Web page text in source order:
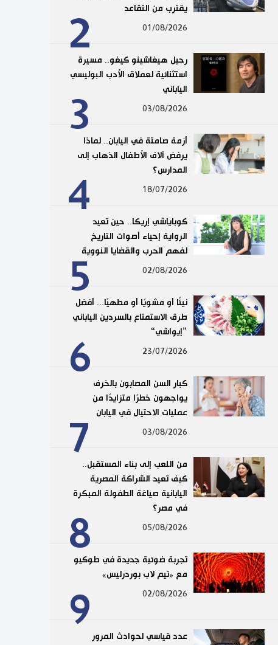
2
يقترب من التقاعد
01/08/2026
3
رحيل هيغاشينو كيغو.. مسيرة
استثنائية لعملاق الأدب البوليسي
الياباني
03/08/2026
4
أزمة صامتة في اليابان.. لماذا
يرفض آلاف الأطفال الذهاب إلى
المدارس؟
18/07/2026
5
كوباياشي إريكا.. حين تعيد
الرواية إحياء أصوات التاريخ
لفهم الحرب والقضايا النووية
02/08/2026
6
نيئًا أو مشويًا أو مطهيًا... أفضل
طرق الاستمتاع بالسردين الياباني
”إيواشي“
23/07/2026
7
كبار السن المصابون بالخرف
يواجهون خطرًا متزايدًا من
عمليات الاحتيال في اليابان
03/08/2026
8
من اللعب إلى بناء المستقبل..
كيف تعيد الشراكة المصرية
اليابانية صياغة الطفولة المبكرة
في مصر؟
05/08/2026
9
تجربة ضوئية جديدة في طوكيو
مع «تيم لاب بوردرليس»
02/08/2026
عدد قياسي لحوادث المرور